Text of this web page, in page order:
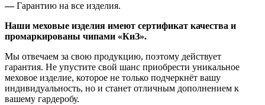
—Гарантию на все изделия.
Наши меховые изделия имеют сертификат качества и
промаркированы чипами «КиЗ».
Мы отвечаем за свою продукцию, поэтому действует
гарантия. Не упустите свой шанс приобрести уникальное
меховое изделие, которое не только подчеркнёт вашу
индивидуальность, но и станет отличным дополнением к
вашему гардеробу.